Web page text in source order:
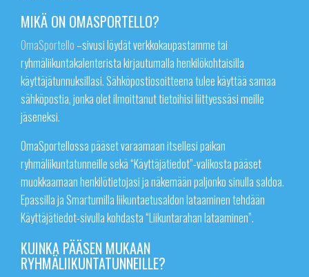
MIKÄ ON OMASPORTELLO?
OmaSportello –sivusi löydät verkkokaupastamme tai
ryhmäliikuntakalenterista kirjautumalla henkilökohtaisilla
käyttäjätunnuksillasi. Sähköpostiosoitteena tulee käyttää samaa
sähköpostia, jonka olet ilmoittanut tietoihisi liittyessäsi meille
jäseneksi.
OmaSportellossa pääset varaamaan itsellesi paikan
ryhmäliikuntatunneille sekä “Käyttäjätiedot”-valikosta pääset
muokkaamaan henkilötietojasi ja näkemään paljonko sinulla saldoa.
Epassilla ja Smartumilla liikuntaetusaldon lataaminen tehdään
Käyttäjätiedot-sivulla kohdasta “Liikuntarahan lataaminen”.
KUINKA PÄÄSEN MUKAAN
RYHMÄLIIKUNTATUNNEILLE?